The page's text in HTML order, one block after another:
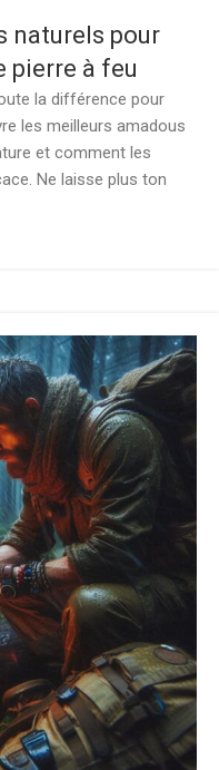
naturels pour
pierre à feu
la différence pour
les meilleurs amadous
et comment les
Ne laisse plus ton